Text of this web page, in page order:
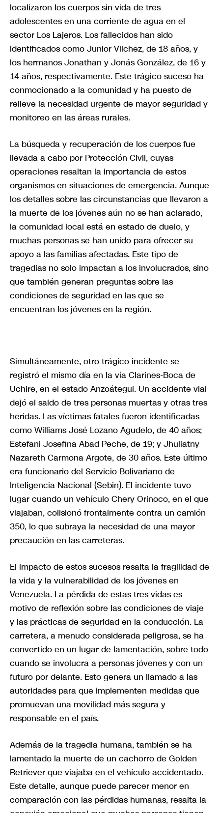
localizaron los cuerpos sin vida de tres
adolescentes en una corriente de agua en el
sector Los Lajeros. Los fallecidos han sido
identificados como Junior Vilchez, de 18 años, y
los hermanos Jonathan y Jonás González, de 16 y
14 años, respectivamente. Este trágico suceso ha
conmocionado a la comunidad y ha puesto de
relieve la necesidad urgente de mayor seguridad y
monitoreo en las áreas rurales.
La búsqueda y recuperación de los cuerpos fue
llevada a cabo por Protección Civil, cuyas
operaciones resaltan la importancia de estos
organismos en situaciones de emergencia. Aunque
los detalles sobre las circunstancias que llevaron a
la muerte de los jóvenes aún no se han aclarado,
la comunidad local está en estado de duelo, y
muchas personas se han unido para ofrecer su
apoyo a las familias afectadas. Este tipo de
tragedias no solo impactan a los involucrados, sino
que también generan preguntas sobre las
condiciones de seguridad en las que se
encuentran los jóvenes en la región.
Simultáneamente, otro trágico incidente se
registró el mismo día en la vía Clarines-Boca de
Uchire, en el estado Anzoátegui. Un accidente vial
dejó el saldo de tres personas muertas y otras tres
heridas. Las víctimas fatales fueron identificadas
como Williams José Lozano Agudelo, de 40 años;
Estefani Josefina Abad Peche, de 19; y Jhuliatny
Nazareth Carmona Argote, de 30 años. Este último
era funcionario del Servicio Bolivariano de
Inteligencia Nacional (Sebin). El incidente tuvo
lugar cuando un vehículo Chery Orinoco, en el que
viajaban, colisionó frontalmente contra un camión
350, lo que subraya la necesidad de una mayor
precaución en las carreteras.
El impacto de estos sucesos resalta la fragilidad de
la vida y la vulnerabilidad de los jóvenes en
Venezuela. La pérdida de estas tres vidas es
motivo de reflexión sobre las condiciones de viaje
y las prácticas de seguridad en la conducción. La
carretera, a menudo considerada peligrosa, se ha
convertido en un lugar de lamentación, sobre todo
cuando se involucra a personas jóvenes y con un
futuro por delante. Esto genera un llamado a las
autoridades para que implementen medidas que
promuevan una movilidad más segura y
responsable en el país.
Además de la tragedia humana, también se ha
lamentado la muerte de un cachorro de Golden
Retriever que viajaba en el vehículo accidentado.
Este detalle, aunque puede parecer menor en
comparación con las pérdidas humanas, resalta la